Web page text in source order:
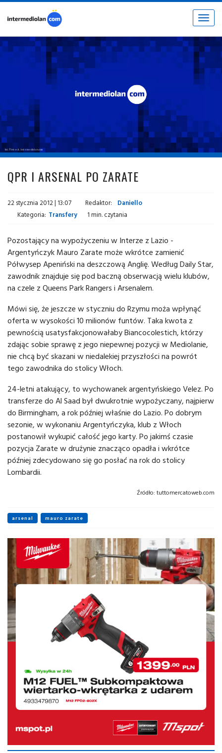
Toggle
fot. © inter.it / intermediolan.com
QPR I ARSENAL PO ZARATE
22 stycznia 2012 | 13:07 Redaktor:
Daniello
Kategoria: Transfery 1 min. czytania
Pozostający na wypożyczeniu w Interze z Lazio -
Argentyńczyk Mauro Zarate może wkrótce zamienić
Półwysep Apeniński na deszczową Anglię. Według Daily Star,
zawodnik znajduje się pod baczną obserwacją wielu klubów,
na czele z Queens Park Rangers i Arsenalem.
Mówi się, że jeszcze w styczniu do Rzymu moża wpłynąć
oferta w wysokości 10 milionów funtów. Taka kwota z
pewnością usatysfakcjonowałaby Biancocolestich, którzy
zdając sobie sprawę z jego niepewnej pozycji w Mediolanie,
nie chcą być skazani w niedalekiej przyszłości na powrót
tego zawodnika do stolicy Włoch.
24-letni atakujący, to wychowanek argentyńskiego Velez. Po
transferze do Al Saad był dwukrotnie wypożyczany, najpierw
do Birmingham, a rok później właśnie do Lazio. Po dobrym
sezonie, w wykonaniu Argentyńczyka, klub z Włoch
postanowił wykupić całość jego karty. Po jakimś czasie
pozycja Zarate w drużynie znacząco opadła i wkrótce
później zdecydowano się go posłać na rok do stolicy
Lombardii.
Źródło: tuttomercatoweb.com
arsenal mauro zarate